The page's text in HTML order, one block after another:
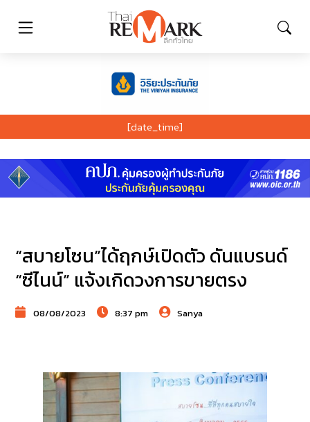
[date_time]
“สบายโซน”ได้ฤกษ์เปิดตัว ดันแบรนด์
“ซีไนน์” แจ้งเกิดวงการขายตรง
08/08/2023 8:37 pm Sanya